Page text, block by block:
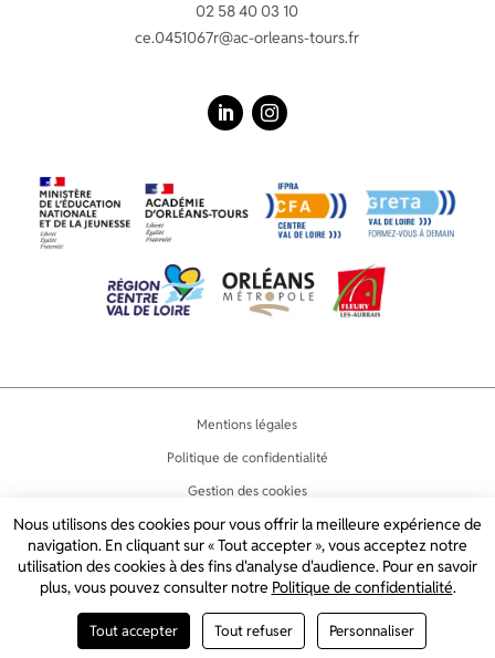
02 58 40 03 10
ce.0451067r@ac-orleans-tours.fr
2024 © LYCÉE JEAN LURÇAT
Mentions légales
Politique de confidentialité
Gestion des cookies
Accessibilité
Plan du site
CRÉATION DE SITE INTERNET PAR
Nous utilisons des cookies pour vous offrir la meilleure expérience de
navigation. En cliquant sur « Tout accepter », vous acceptez notre
utilisation des cookies à des fins d'analyse d'audience. Pour en savoir
plus, vous pouvez consulter notre Politique de confidentialité.
Tout accepter Tout refuser Personnaliser